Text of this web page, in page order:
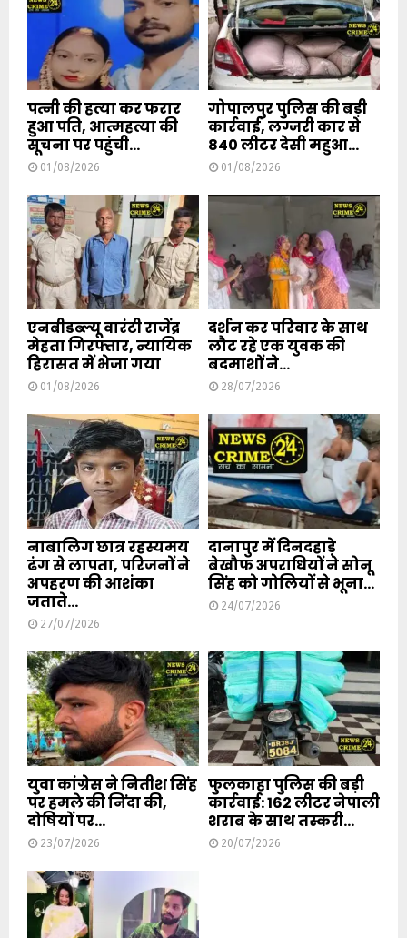
पत्नी की हत्या कर फरार
हुआ पति, आत्महत्या की
सूचना पर पहुंची...
01/08/2026
गोपालपुर पुलिस की बड़ी
कार्रवाई, लग्जरी कार से
840 लीटर देसी महुआ...
01/08/2026
एनबीडब्ल्यू वारंटी राजेंद्र
मेहता गिरफ्तार, न्यायिक
हिरासत में भेजा गया
01/08/2026
दर्शन कर परिवार के साथ
लौट रहे एक युवक की
बदमाशों ने...
28/07/2026
नाबालिग छात्र रहस्यमय
ढंग से लापता, परिजनों ने
अपहरण की आशंका
जताते...
27/07/2026
दानापुर में दिनदहाड़े
बेखौफ अपराधियों ने सोनू
सिंह को गोलियों से भूना...
24/07/2026
युवा कांग्रेस ने नितीश सिंह
पर हमले की निंदा की,
दोषियों पर...
23/07/2026
फुलकाहा पुलिस की बड़ी
कार्रवाई: 162 लीटर नेपाली
शराब के साथ तस्करी...
20/07/2026